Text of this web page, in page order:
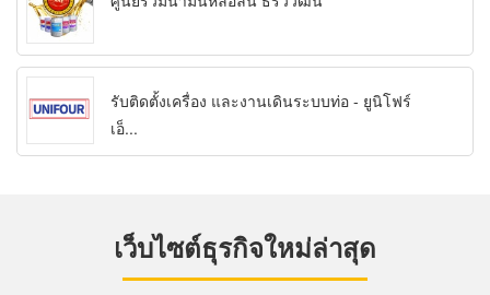
รับติดตั้งเครื่อง และงานเดินระบบท่อ - ยูนิโฟร์
เอ็...
เว็บไซต์ธุรกิจใหม่ล่าสุด